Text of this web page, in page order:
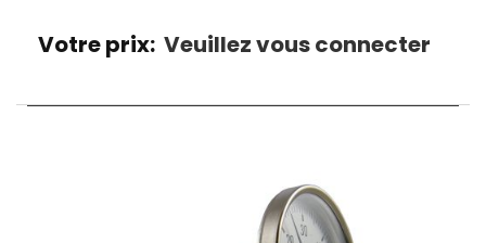
Votre prix: Veuillez vous connecter